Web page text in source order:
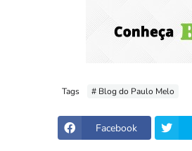
Tags # Blog do Paulo Melo
Facebook